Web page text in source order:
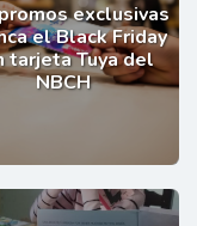
exclusivas
el Black Friday
tarjeta Tuya del
NBCH